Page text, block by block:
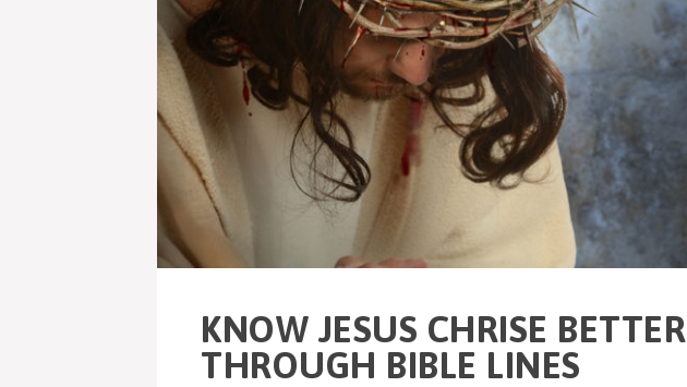
KNOW JESUS CHRISE BETTER
THROUGH BIBLE LINES